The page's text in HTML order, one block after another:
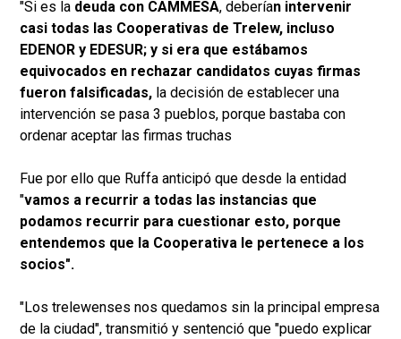
"Si es la deuda con CAMMESA, deberían intervenir
casi todas las Cooperativas de Trelew, incluso
EDENOR y EDESUR; y si era que estábamos
equivocados en rechazar candidatos cuyas firmas
fueron falsificadas, la decisión de establecer una
intervención se pasa 3 pueblos, porque bastaba con
ordenar aceptar las firmas truchas
Fue por ello que Ruffa anticipó que desde la entidad
"vamos a recurrir a todas las instancias que
podamos recurrir para cuestionar esto, porque
entendemos que la Cooperativa le pertenece a los
socios".
"Los trelewenses nos quedamos sin la principal empresa
de la ciudad", transmitió y sentenció que "puedo explicar